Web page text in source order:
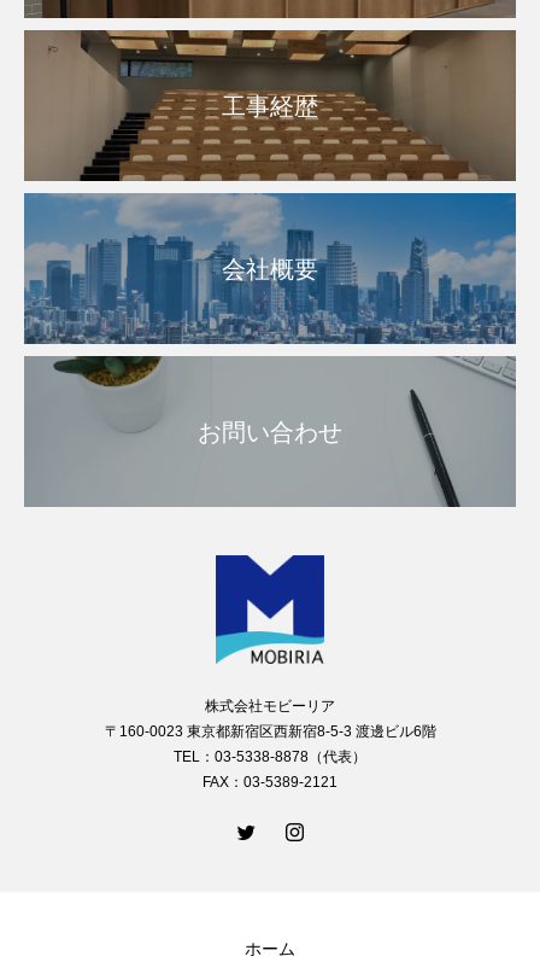
工事経歴
会社概要
お問い合わせ
株式会社モビーリア
〒160-0023 東京都新宿区西新宿8-5-3 渡邊ビル6階
TEL：03-5338-8878（代表）
FAX：03-5389-2121
ホーム